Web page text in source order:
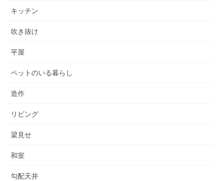
キッチン
吹き抜け
平屋
ペットのいる暮らし
造作
リビング
梁見せ
和室
勾配天井